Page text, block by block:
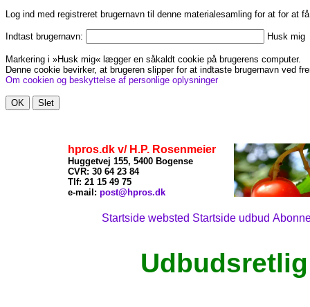
Log ind med registreret brugernavn til denne materialesamling for at for at
Indtast brugernavn: Husk mig
Markering i »Husk mig« lægger en såkaldt cookie på brugerens computer.
Denne cookie bevirker, at brugeren slipper for at indtaste brugernavn ved
Om cookien og beskyttelse af personlige oplysninger
hpros.dk v/ H.P. Rosenmeier
Huggetvej 155, 5400 Bogense
CVR: 30 64 23 84
Tlf: 21 15 49 75
e-mail: post@hpros.dk
Startside websted Startside udbud